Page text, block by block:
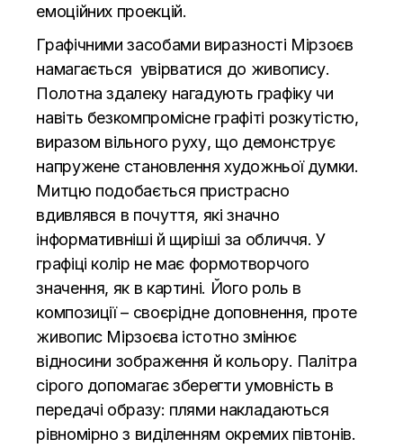
емоційних проекцій.
Графічними засобами виразності Мірзоєв
намагається увірватися до живопису.
Полотна здалеку нагадують графіку чи
навіть безкомпромісне графіті розкутістю,
виразом вільного руху, що демонструє
напружене становлення художньої думки.
Митцю подобається пристрасно
вдивлявся в почуття, які значно
інформативніші й щиріші за обличчя. У
графіці колір не має формотворчого
значення, як в картині. Його роль в
композиції – своєрідне доповнення, проте
живопис Мірзоєва істотно змінює
відносини зображення й кольору. Палітра
сірого допомагає зберегти умовність в
передачі образу: плями накладаються
рівномірно з виділенням окремих півтонів.